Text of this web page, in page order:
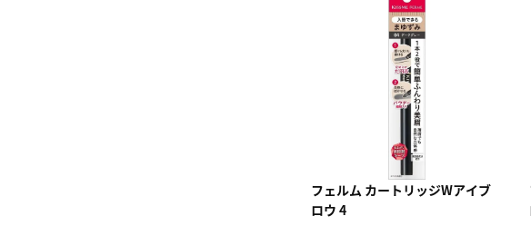
フェルム カートリッジWアイブ
ロウ 4